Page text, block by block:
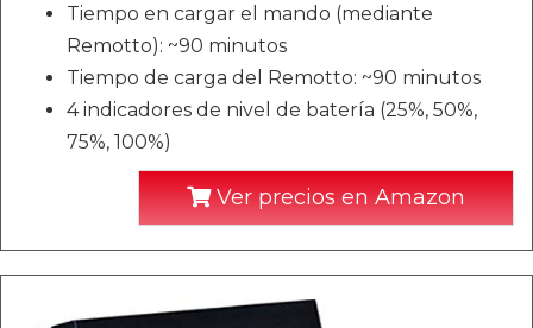
Tiempo en cargar el mando (mediante
Remotto): ~90 minutos
Tiempo de carga del Remotto: ~90 minutos
4 indicadores de nivel de batería (25%, 50%,
75%, 100%)
Ver precios en Amazon